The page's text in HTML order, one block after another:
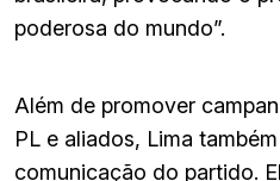
poderosa do mundo”.
Além de promover
PL e aliados, Lima
comunicação do partido.